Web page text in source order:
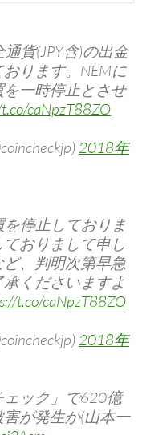
貨(JPY含)の出金
ります。NEMに
一時停止とさせ
caNpzT88ZO
2018年
停止しておりま
おりまして申し
、判明次第早急
くださいますよ
t.co/caNpzT88ZO
2018年
ック」で620億
が発生か(山本一